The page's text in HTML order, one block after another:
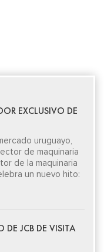
EXCLUSIVO DE
uruguayo,
de maquinaria
de la maquinaria
un nuevo hito:
DE JCB DE VISITA